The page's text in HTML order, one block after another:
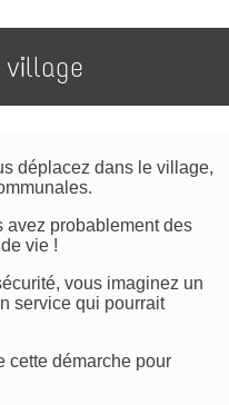
déplacez dans le village,
avez probablement des
vie !
vous imaginez un
service qui pourrait
cette démarche pour